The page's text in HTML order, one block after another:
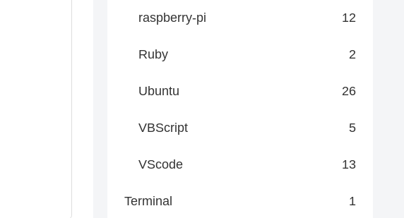
raspberry-pi 12
Ruby 2
Ubuntu 26
VBScript 5
VScode 13
Terminal 1